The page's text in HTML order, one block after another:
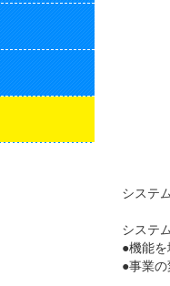
システ
システ
●機能
●事業